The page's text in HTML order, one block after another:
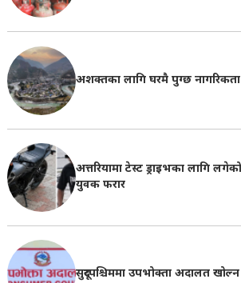
अशक्तका लागि घरमै पुग्छ नागरिकता र
अत्तरियामा टेस्ट ड्राइभका लागि
युवक फरार
सुदूरपश्चिममा उपभोक्ता अदालत